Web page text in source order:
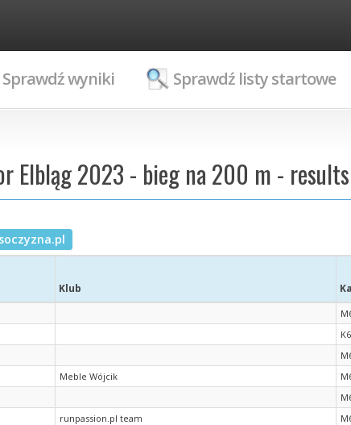
Sprawdź wyniki Sprawdź listy startowe
Elbląg 2023 - bieg na 200 m - results
Klub
K6
Meble Wójcik
runpassion.pl team